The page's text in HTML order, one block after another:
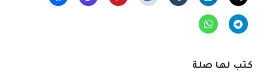
كتب لها صلة